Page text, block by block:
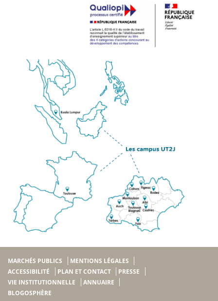
MARCHÉS PUBLICS
MENTIONS LÉGALES
ACCESSIBILITÉ
PLAN ET CONTACT
PRESSE
VIE INSTITUTIONNELLE
ANNUAIRE
BLOGOSPHÈRE